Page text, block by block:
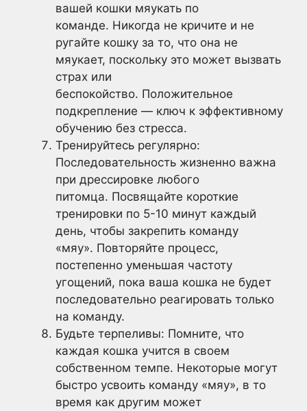
вашей кошки мяукать по
команде. Никогда не кричите и не
ругайте кошку за то, что она не
мяукает, поскольку это может вызвать
страх или
беспокойство. Положительное
подкрепление — ключ к эффективному
обучению без стресса.
Тренируйтесь регулярно:
Последовательность жизненно важна
при дрессировке любого
питомца. Посвящайте короткие
тренировки по 5-10 минут каждый
день, чтобы закрепить команду
«мяу». Повторяйте процесс,
постепенно уменьшая частоту
угощений, пока ваша кошка не будет
последовательно реагировать только
на команду.
Будьте терпеливы: Помните, что
каждая кошка учится в своем
собственном темпе. Некоторые могут
быстро усвоить команду «мяу», в то
время как другим может